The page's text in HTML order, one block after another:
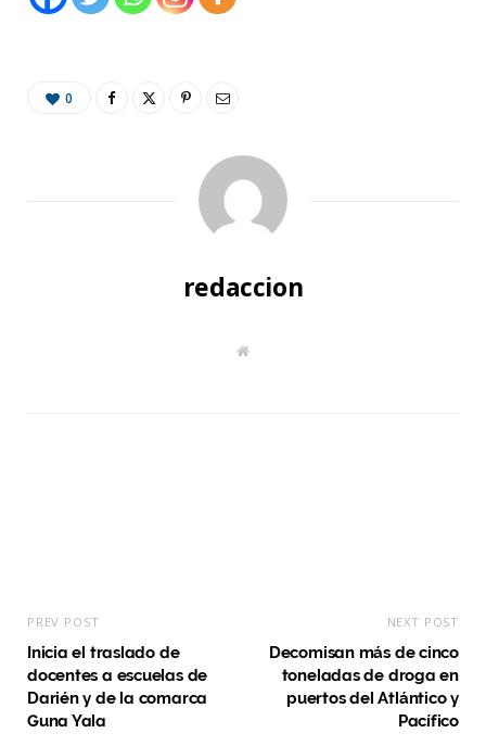
0
redaccion
W
PREV POST
Inicia el traslado de
docentes a escuelas de
Darién y de la comarca
Guna Yala
NEXT POST
Decomisan más de cinco
toneladas de droga en
puertos del Atlántico y
Pacífico